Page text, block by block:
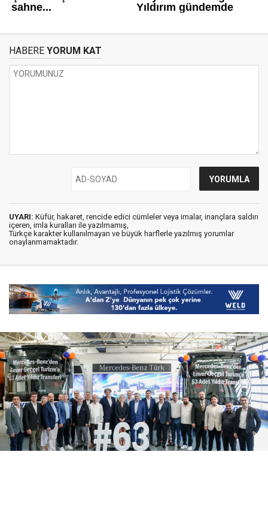
HABERE YORUM KAT
UYARI: Küfür, hakaret, rencide edici cümleler veya imalar, inançlara saldırı
içeren, imla kuralları ile yazılmamış,
Türkçe karakter kullanılmayan ve büyük harflerle yazılmış yorumlar
onaylanmamaktadır.